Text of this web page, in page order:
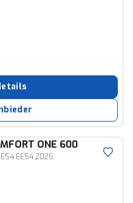
ONE 600
EE54 2026